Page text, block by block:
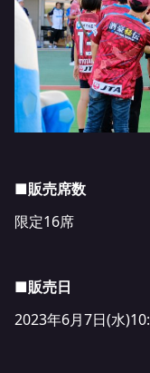
■販売席数
限定16席
■販売日
2023年6月7日(水